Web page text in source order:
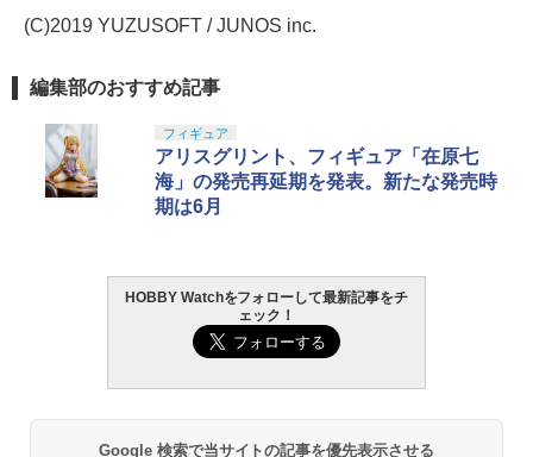
(C)2019 YUZUSOFT / JUNOS inc.
編集部のおすすめ記事
フィギュア
アリスグリント、フィギュア「在原七
海」の発売再延期を発表。新たな発売時
期は6月
HOBBY Watchをフォローして最新記事をチ
ェック！
Google 検索で当サイトの記事を優先表示させる